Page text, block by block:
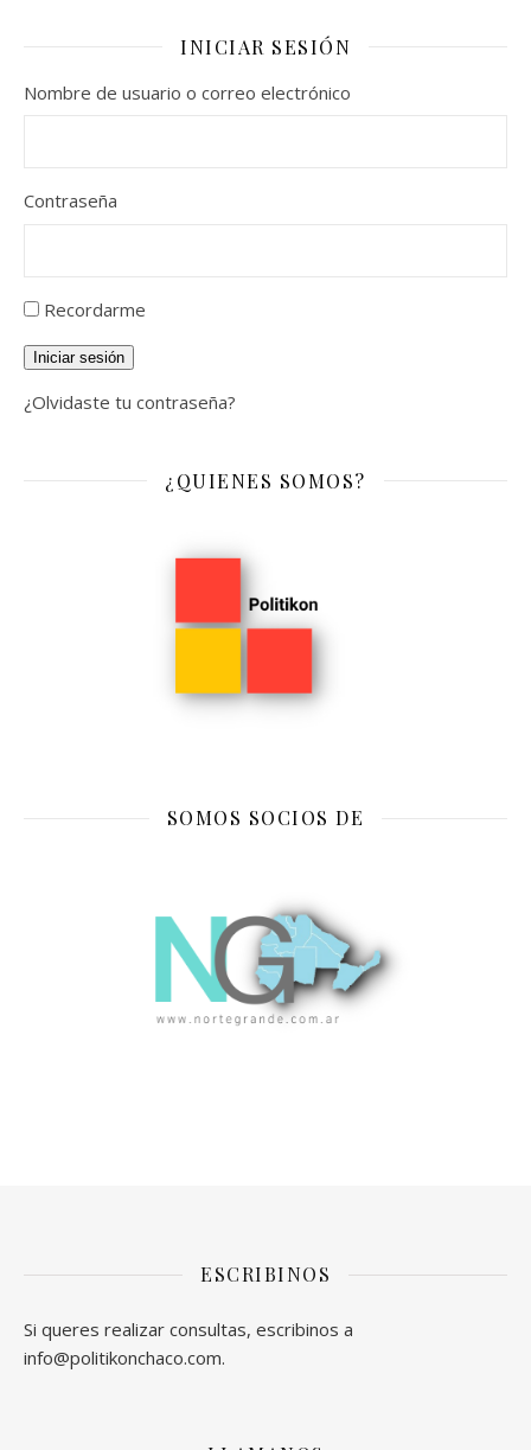
INICIAR SESIÓN
Nombre de usuario o correo electrónico
Contraseña
Recordarme
Iniciar sesión
¿Olvidaste tu contraseña?
¿QUIENES SOMOS?
SOMOS SOCIOS DE
ESCRIBINOS
Si queres realizar consultas, escribinos a
info@politikonchaco.com.